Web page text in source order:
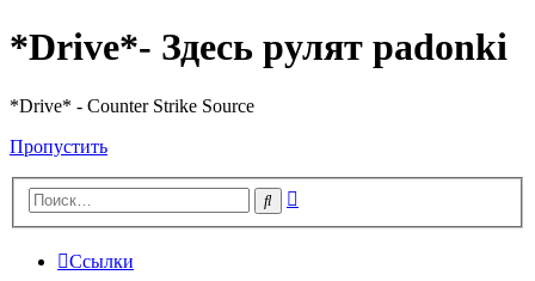
*Drive*- Здесь рулят padonki
*Drive* - Counter Strike Source
Пропустить
Поиск
Ссылки